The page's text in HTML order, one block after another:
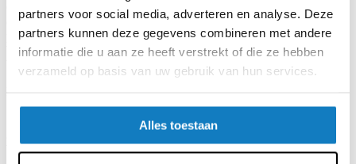
partners voor social media, adverteren en analyse. Deze
partners kunnen deze gegevens combineren met andere
informatie die u aan ze heeft verstrekt of die ze hebben
verzameld op basis van uw gebruik van hun services.
Alles toestaan
Gebruikmakend van een integrale O-ring/pakking, zijn EN2-
connectoren beschikbaar voor 2-3 #20 pinnen/sockets, 4 voor #22
pinnen/sockets en 5-7 voor #26 pinnen/sockets in dezelfde
behuizingsmaat, bajonetsluiting, kabel eind- en paneelmontage.
Voldoet aan de beschermingsklasse IP68, IP69K en NEMA 250.
Offerte voor deze producten? Graag in onderstaand veld de
gewenste specificaties, aantallen en eventueel aanvullende wensen
vermelden.